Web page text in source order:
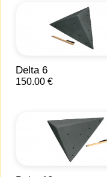
Delta 6
150.00 €